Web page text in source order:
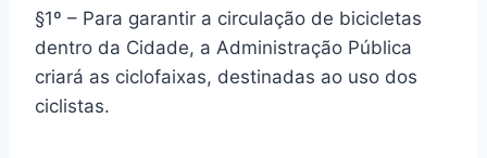
§1º – Para garantir a circulação de bicicletas
dentro da Cidade, a Administração Pública
criará as ciclofaixas, destinadas ao uso dos
ciclistas.